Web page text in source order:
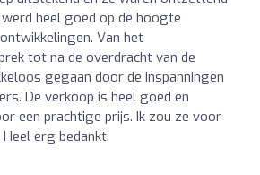
heel goed op de hoogte
Van het
tot na de overdracht van de
gegaan door de inspanningen
De verkoop is heel goed en
een prachtige prijs. Ik zou ze voor
erg bedankt.